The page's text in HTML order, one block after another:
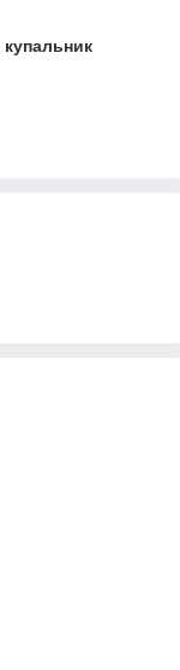
купальник